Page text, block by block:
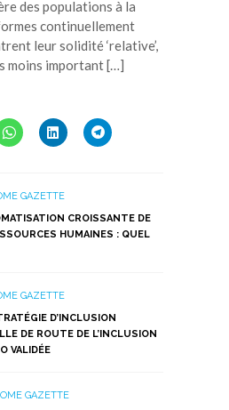
des populations à la
continuellement
leur solidité ‘relative’,
moins important […]
Cliquez
pour
une
nouvelle
fenêtre)
Cliquez
pour
une
nouvelle
fenêtre)
Cliquez
pour
nouvelle
fenêtre)
GAZETTE
CROISSANTE DE
HUMAINES : QUEL
GAZETTE
D’INCLUSION
DE ROUTE DE L’INCLUSION
VALIDÉE
GAZETTE